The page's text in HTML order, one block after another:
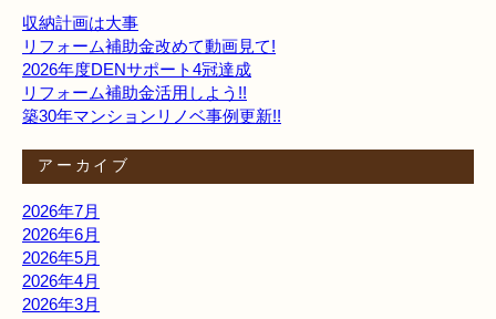
収納計画は大事
リフォーム補助金改めて動画見て!
2026年度DENサポート4冠達成
リフォーム補助金活用しよう!!
築30年マンションリノベ事例更新!!
アーカイブ
2026年7月
2026年6月
2026年5月
2026年4月
2026年3月